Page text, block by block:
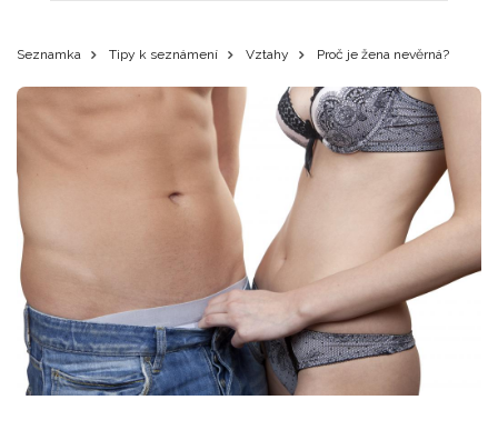
Seznamka Tipy k seznámení Vztahy Proč je žena nevěrná?